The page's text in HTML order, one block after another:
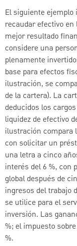
El siguiente
recaudar efectivo
mejor resultado
considere una
plenamente
base para efectos
ilustración, se
de la cartera). La
deducidos los
liquidez de efectivo
ilustración compara
con solicitar un
una letra a cinco
interés del 6 %, con
global después de
ingresos del trabajo
se utilice para el
inversión. Las
%; el impuesto
%.